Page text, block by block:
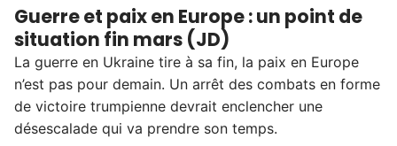
Guerre et paix en Europe : un point de
situation fin mars (JD)
La guerre en Ukraine tire à sa fin, la paix en Europe
n’est pas pour demain. Un arrêt des combats en forme
de victoire trumpienne devrait enclencher une
désescalade qui va prendre son temps.